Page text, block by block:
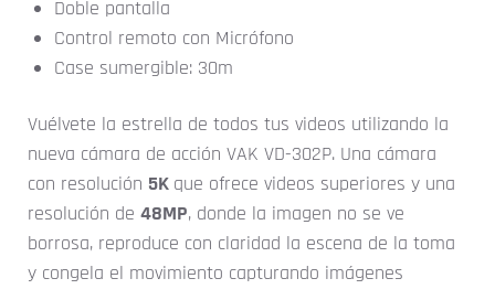
Doble pantalla
Control remoto con Micrófono
Case sumergible: 30m
Vuélvete la estrella de todos tus videos utilizando la
nueva cámara de acción VAK VD-302P. Una cámara
con resolución 5K que ofrece videos superiores y una
resolución de 48MP, donde la imagen no se ve
borrosa, reproduce con claridad la escena de la toma
y congela el movimiento capturando imágenes